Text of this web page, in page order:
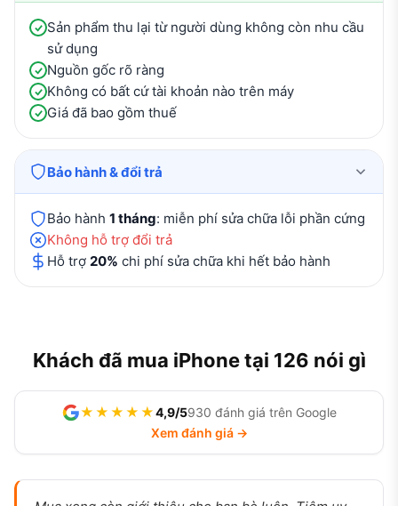
Sản phẩm thu lại từ người dùng không còn nhu cầu
sử dụng
Nguồn gốc rõ ràng
Không có bất cứ tài khoản nào trên máy
Giá đã bao gồm thuế
Bảo hành & đổi trả
Bảo hành 1 tháng: miễn phí sửa chữa lỗi phần cứng
Không hỗ trợ đổi trả
Hỗ trợ 20% chi phí sửa chữa khi hết bảo hành
Khách đã mua iPhone tại 126 nói gì
★★★★★4,9/5930 đánh giá trên Google
Xem đánh giá →